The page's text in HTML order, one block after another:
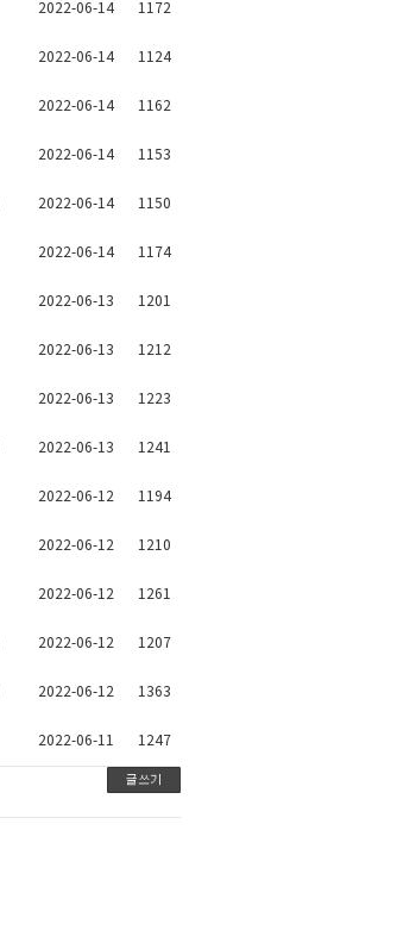
2022-06-14 1172
2022-06-14 1124
2022-06-14 1162
2022-06-14 1153
2022-06-14 1150
2022-06-14 1174
2022-06-13 1201
2022-06-13 1212
2022-06-13 1223
2022-06-13 1241
2022-06-12 1194
2022-06-12 1210
2022-06-12 1261
2022-06-12 1207
2022-06-12 1363
2022-06-11 1247